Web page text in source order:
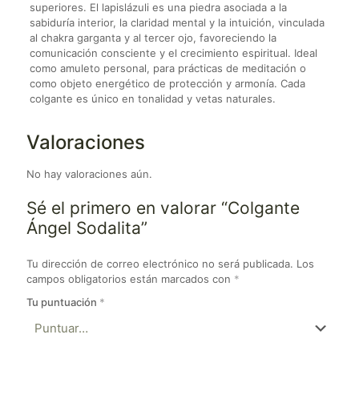
superiores. El lapislázuli es una piedra asociada a la
sabiduría interior, la claridad mental y la intuición, vinculada
al chakra garganta y al tercer ojo, favoreciendo la
comunicación consciente y el crecimiento espiritual. Ideal
como amuleto personal, para prácticas de meditación o
como objeto energético de protección y armonía. Cada
colgante es único en tonalidad y vetas naturales.
Valoraciones
No hay valoraciones aún.
Sé el primero en valorar “Colgante
Ángel Sodalita”
Tu dirección de correo electrónico no será publicada. Los
campos obligatorios están marcados con *
Tu puntuación *